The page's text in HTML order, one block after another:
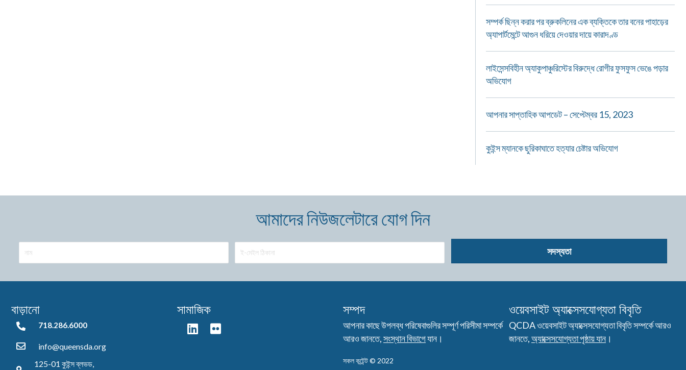
সম্পর্ক ছিন্ন করার পর ব্রুকলিনের এক ব্যক্তিকে তার বনের পাহাড়ের
অ্যাপার্টমেন্টে আগুন ধরিয়ে দেওয়ার দায়ে কারাদণ্ড
লাইসেন্সবিহীন অ্যাকুপাঞ্চুরিস্টের বিরুদ্ধে রোগীর ফুসফুস ভেঙে পড়ার
অভিযোগ
আপনার সাপ্তাহিক আপডেট – সেপ্টেম্বর 15, 2023
কুইন্স ম্যানকে ছুরিকাঘাতে হত্যার চেষ্টার অভিযোগ
আমাদের নিউজলেটারে যোগ দিন
সদস্যতা
বাড়ানো
718.286.6000
718.286.6000
info@queensda.org
125-01 কুইন্স ব্লভড,
সামাজিক সম্পদ
আপনার কাছে উপলব্ধ পরিষেবাগুলির সম্পূর্ণ পরিসীমা সম্পর্কে
আরও জানতে,সংস্থান বিভাগেযান।
সকল কন্টেন্ট © 2022
ওয়েবসাইট অ্যাক্সেসযোগ্যতা বিবৃতি
QCDA ওয়েবসাইট অ্যাক্সেসযোগ্যতা বিবৃতি সম্পর্কে আরও
জানতে,অ্যাক্সেসযোগ্যতা পৃষ্ঠায় যান ।